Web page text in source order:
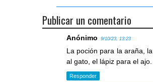
Publicar un comentario
Anónimo 9/10/23, 13:23
La poción para la araña,
al gato, el lápiz para el ajo.
Responder